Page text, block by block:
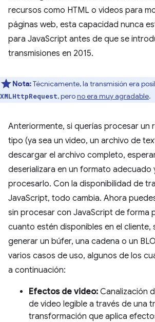
recursos como HTML o videos para
páginas web, esta capacidad nunca
para JavaScript antes de que se
transmisiones en 2015.
Nota:Técnicamente, la transmisión era
XMLHttpRequest, perono era muy agradable.
Anteriormente, si querías procesar un
tipo (ya sea un video, un archivo de
descargar el archivo completo,
deserializara en un formato adecuado
procesarlo. Con la disponibilidad de
JavaScript, todo cambia. Ahora
sin procesar con JavaScript de forma
cuanto estén disponibles en el cliente,
generar un búfer, una cadena o un
varios casos de uso, algunos de los
a continuación:
Efectos de video: Canalización
de video legible a través de una
transformación que aplica